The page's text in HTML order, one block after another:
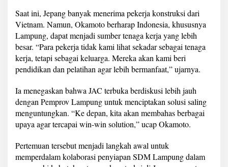
Saat ini, Jepang banyak menerima pekerja konstruksi dari
Vietnam. Namun, Okamoto berharap Indonesia, khususnya
Lampung, dapat menjadi sumber tenaga kerja yang lebih
besar. “Para pekerja tidak kami lihat sekadar sebagai tenaga
kerja, tetapi sebagai keluarga. Mereka akan kami beri
pendidikan dan pelatihan agar lebih bermanfaat,” ujarnya.
Ia menegaskan bahwa JAC terbuka berdiskusi lebih jauh
dengan Pemprov Lampung untuk menciptakan solusi saling
menguntungkan. “Ke depan, kita akan membahas berbagai
upaya agar tercapai win-win solution,” ucap Okamoto.
Pertemuan tersebut menjadi langkah awal untuk
memperdalam kolaborasi penyiapan SDM Lampung dalam